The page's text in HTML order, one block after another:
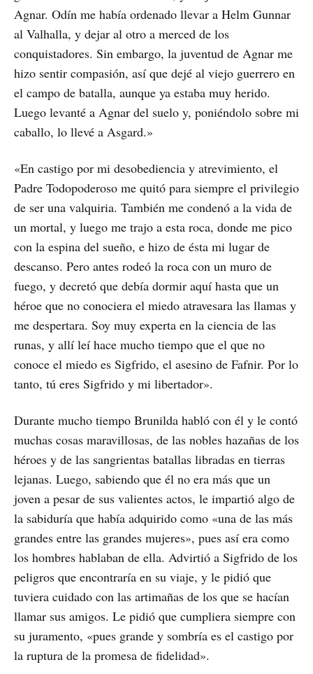
Agnar. Odín me había ordenado llevar a Helm Gunnar
al Valhalla, y dejar al otro a merced de los
conquistadores. Sin embargo, la juventud de Agnar me
hizo sentir compasión, así que dejé al viejo guerrero en
el campo de batalla, aunque ya estaba muy herido.
Luego levanté a Agnar del suelo y, poniéndolo sobre mi
caballo, lo llevé a Asgard.»
«En castigo por mi desobediencia y atrevimiento, el
Padre Todopoderoso me quitó para siempre el privilegio
de ser una valquiria. También me condenó a la vida de
un mortal, y luego me trajo a esta roca, donde me pico
con la espina del sueño, e hizo de ésta mi lugar de
descanso. Pero antes rodeó la roca con un muro de
fuego, y decretó que debía dormir aquí hasta que un
héroe que no conociera el miedo atravesara las llamas y
me despertara. Soy muy experta en la ciencia de las
runas, y allí leí hace mucho tiempo que el que no
conoce el miedo es Sigfrido, el asesino de Fafnir. Por lo
tanto, tú eres Sigfrido y mi libertador».
Durante mucho tiempo Brunilda habló con él y le contó
muchas cosas maravillosas, de las nobles hazañas de los
héroes y de las sangrientas batallas libradas en tierras
lejanas. Luego, sabiendo que él no era más que un
joven a pesar de sus valientes actos, le impartió algo de
la sabiduría que había adquirido como «una de las más
grandes entre las grandes mujeres», pues así era como
los hombres hablaban de ella. Advirtió a Sigfrido de los
peligros que encontraría en su viaje, y le pidió que
tuviera cuidado con las artimañas de los que se hacían
llamar sus amigos. Le pidió que cumpliera siempre con
su juramento, «pues grande y sombría es el castigo por
la ruptura de la promesa de fidelidad».